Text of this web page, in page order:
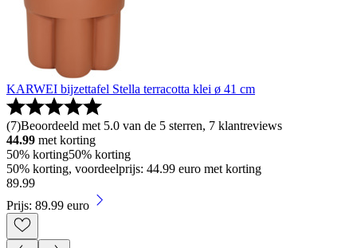
KARWEI bijzettafel Stella terracotta klei ø 41 cm
(7)Beoordeeld met 5.0 van de 5 sterren, 7 klantreviews
44.99 met korting
50% korting50% korting
50% korting, voordeelprijs: 44.99 euro met korting
89.99
Prijs: 89.99 euro